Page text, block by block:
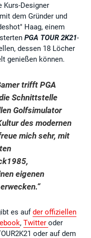
Kurs-Designer
dem Gründer und
Haag, einem
PGA TOUR 2K21-
dessen 18 Löcher
genießen können.
trifft PGA
Schnittstelle
Golfsimulator
des modernen
mich sehr, mit
eigenen
es aufder offiziellen
, Twitter oder
oder auf dem